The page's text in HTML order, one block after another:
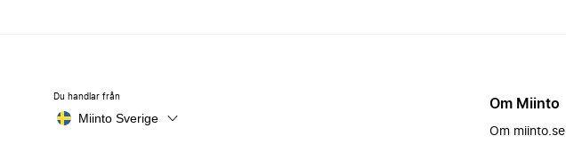
Du handlar från
Miinto Sverige
Om Miinto
Om miinto.se